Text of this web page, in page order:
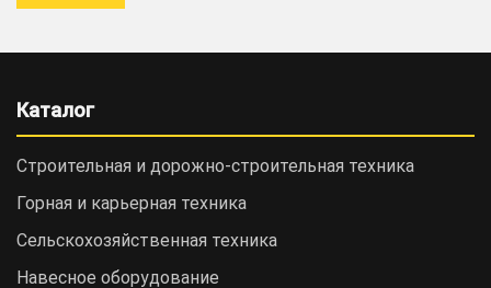
Каталог
Строительная и дорожно-cтроительная техника
Горная и карьерная техника
Сельскохозяйственная техника
Навесное оборудование